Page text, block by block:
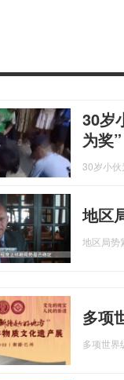
30岁
为奖”
30岁小
地区
地区局势
多项
多项世界